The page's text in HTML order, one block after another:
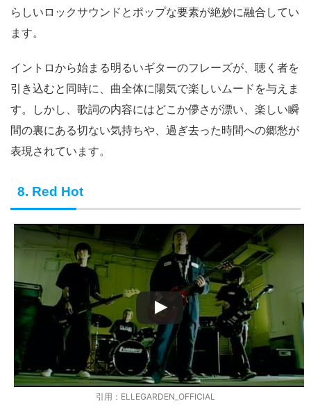
らしいロックサウンドとポップな要素が絶妙に融合してい
ます。
イントロから始まる明るいギターのフレーズが、聴く者を
引き込むと同時に、曲全体に陽気で楽しいムードを与えま
す。しかし、歌詞の内容にはどこか儚さが漂い、楽しい瞬
間の裏にある切ない気持ちや、過ぎ去った時間への郷愁が
表現されています。
8. Red Hot
引用：ELLEGARDEN_OFFICIAL